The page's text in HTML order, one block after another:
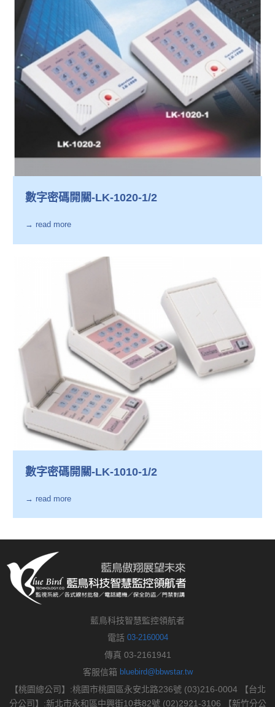
數字密碼開關-LK-1020-1/2
→ read more
數字密碼開關-LK-1010-1/2
→ read more
藍鳥科技智慧監控領航者
電話 03-2160004
傳真 03-2161941
客服信箱 bluebird@bbwstar.tw
【桃園總公司】:桃園市桃園區永安北路236號 (03)216-0004 【台北
分公司】:新北市永和區中興街10巷82號 (02)2921-3106 【新竹分公